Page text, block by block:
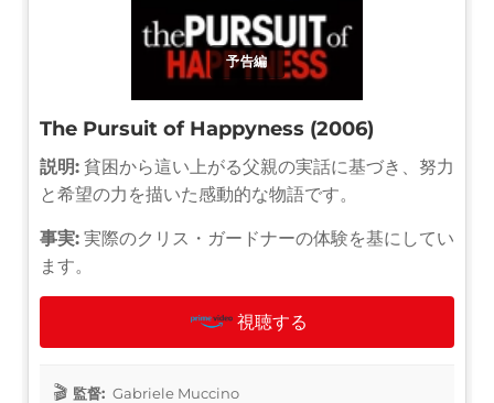
予告編
The Pursuit of Happyness (2006)
説明: 貧困から這い上がる父親の実話に基づき、努力
と希望の力を描いた感動的な物語です。
事実: 実際のクリス・ガードナーの体験を基にしてい
ます。
視聴する
監督: Gabriele Muccino